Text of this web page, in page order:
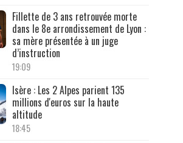
Fillette de 3 ans retrouvée morte
dans le 8e arrondissement de Lyon :
sa mère présentée à un juge
d’instruction
19:09
Isère : Les 2 Alpes parient 135
millions d'euros sur la haute
altitude
18:45